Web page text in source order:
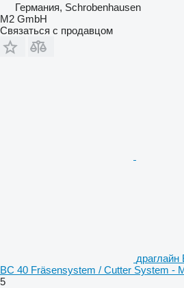
Германия, Schrobenhausen
M2 GmbH
Связаться с продавцом
драглайн
BC 40 Fräsensystem / Cutter System -
5